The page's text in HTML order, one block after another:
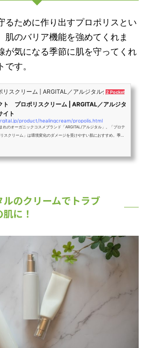
るために作り出すプロポリスとい
肌のバリア機能を強めてくれま
が気になる季節に肌を守ってくれ
です。
スクリーム | ARGITAL／アルジタル公式サイト
2 Pockets
ト プロポリスクリーム | ARGITAL／アルジタ
イト
product/healingcream/propolis.html
れのオーガニックコスメブランド「ARGITAL/アルジタル」。「プロテ
スクリーム」は環境変化のダメージを受けやすい肌におすすめ。季節
ルのクリームでトラブ
に！